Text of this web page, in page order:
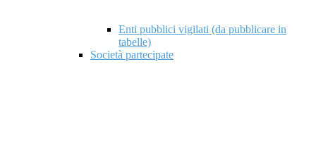
Enti pubblici vigilati (da pubblicare in
tabelle)
Società partecipate